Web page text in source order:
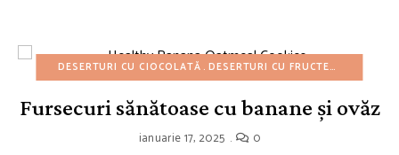
DESERTURI CU CIOCOLATĂ DESERTURI CU FRUCTE
Fursecuri sănătoase cu banane și ovăz
ianuarie 17, 2025 0